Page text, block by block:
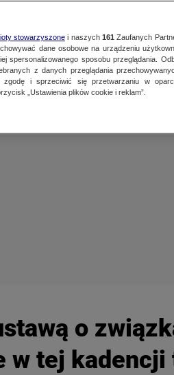
o
w tej
stowarzyszonei naszych 161 Zaufanych
dane osobowe na urządzeniu
spersonalizowanego sposobu przeglądania.
z danych przeglądania
zgodę i sprzeciwić się przetwarzaniu w
„Ustawienia plików cookie i reklam”.